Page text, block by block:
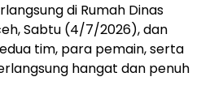
di Rumah Dinas
Sabtu (4/7/2026), dan
tim, para pemain, serta
hangat dan penuh